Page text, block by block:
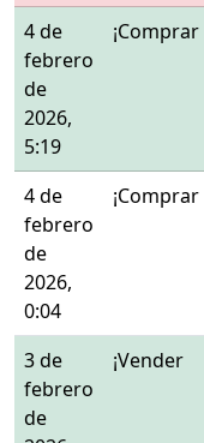
4 de
febrero
de
2026,
5:19
¡Comprar
4 de
febrero
de
2026,
0:04
¡Comprar
3 de
febrero
de
¡Vender